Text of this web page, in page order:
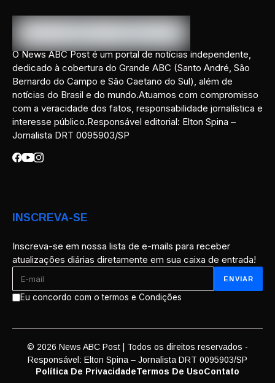
O News ABC Post é um portal de notícias independente,
dedicado à cobertura do Grande ABC (Santo André, São
Bernardo do Campo e São Caetano do Sul), além de
notícias do Brasil e do mundo.Atuamos com compromisso
com a veracidade dos fatos, responsabilidade jornalística e
interesse público.Responsável editorial: Elton Spina –
Jornalista DRT 0095903/SP
INSCREVA-SE
Inscreva-se em nossa lista de e-mails para receber
atualizações diárias diretamente em sua caixa de entrada!
Eu concordo com o termos e Condições
© 2026 News ABC Post | Todos os direitos reservados -
Responsável: Elton Spina – Jornalista DRT 0095903/SP
Política De PrivacidadeTermos De UsoContato